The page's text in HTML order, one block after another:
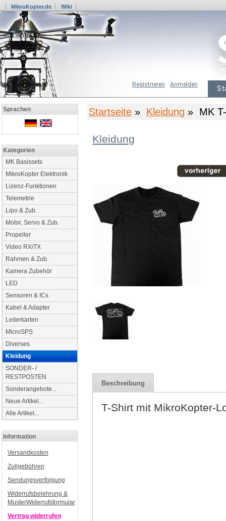
MikroKopter.de Wiki
Anmelden
Registrieren
Sprachen
Kategorien
MK Basissets
MikroKopter Elektronik
Lizenz-Funktionen
Telemetrie
Lipo & Zub.
Motor, Servo & Zub.
Propeller
Video RX/TX
Rahmen & Zub.
Kamera Zubehör
LED
Sensoren & ICs
Kabel & Adapter
Leiterkarten
MicroSPS
Diverses
Kleidung
SONDER- /
RESTPOSTEN
Sonderangebote...
Neue Artikel...
Alle Artikel...
Information
Versandkosten
Zollgebühren
Sendungsverfolgung
Widerrufsbelehrung &
MusterWiderrufsformular
Vertrag widerrufen
Startseite » Kleidung » MK
Kleidung
Beschreibung
T-Shirt mit MikroKopter-